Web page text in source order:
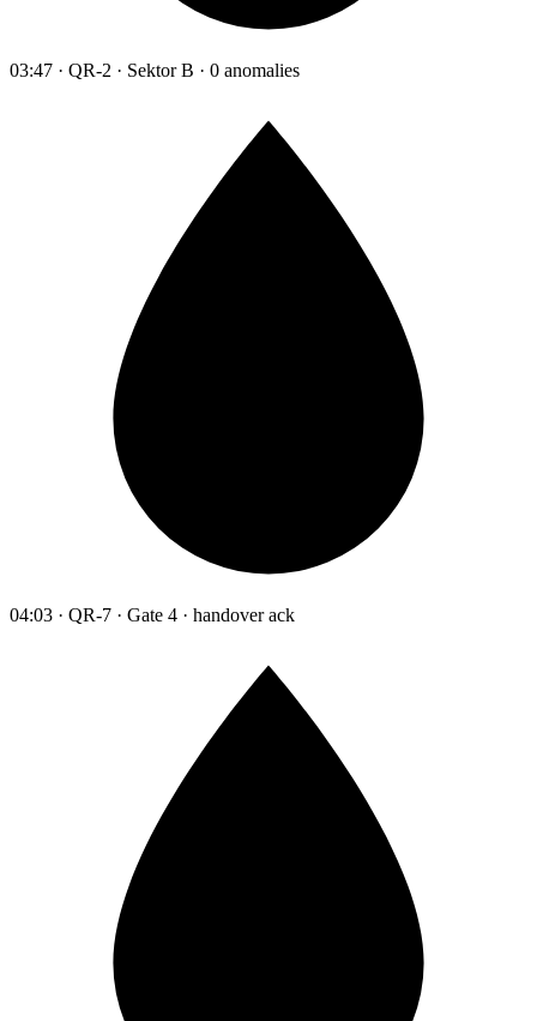
03:47 · QR-2 · Sektor B · 0 anomalies
04:03 · QR-7 · Gate 4 · handover ack